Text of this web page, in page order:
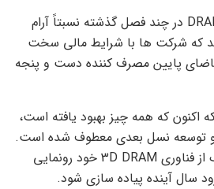
به گفته تکنوک، صنعت DRAM در چند فصل گذشته نسبتاً آرام
که شرکت ها با شرایط مالی سخت
پایین مصرف کننده دست و پنجه
اکنون که همه چیز بهبود یافته است،
و توسعه نسل بعدی معطوف شده است.
در همین راستا، سامسونگ از فناوری 3D DRAM خود رونمایی
سال آینده پیاده سازی شود.